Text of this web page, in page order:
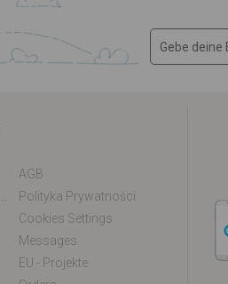
AGB
Polityka Prywatności
Cookies Settings
Messages
EU - Projekte